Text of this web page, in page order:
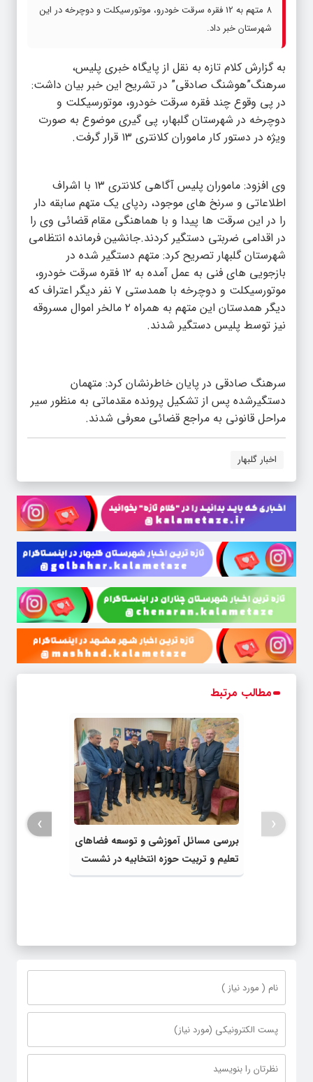
8 متهم به 12 فقره سرقت خودرو، موتورسیکلت و دوچرخه در این
شهرستان خبر داد.
به گزارش کلام تازه به نقل از پایگاه خبری پلیس،
سرهنگ”هوشنگ صادقی” در تشریح این خبر بیان داشت:
در پی وقوع چند فقره سرقت خودرو، موتورسیکلت و
دوچرخه در شهرستان گلبهار، پی گیری موضوع به صورت
ویژه در دستور کار ماموران کلانتری ۱۳ قرار گرفت.
وی افزود: ماموران پلیس آگاهی کلانتری ۱۳ با اشراف
اطلاعاتی و سرنخ های موجود، ردپای یک متهم سابقه دار
را در این سرقت ها پیدا و با هماهنگی مقام قضائی وی را
در اقدامی ضربتی دستگیر کردند.جانشین فرمانده انتظامی
شهرستان گلبهار تصریح کرد: متهم دستگیر شده در
بازجویی های فنی به عمل آمده به ۱۲ فقره سرقت خودرو،
موتورسیکلت و دوچرخه با همدستی ۷ نفر دیگر اعتراف که
دیگر همدستان این متهم به همراه ۲ مالخر اموال مسروقه
نیز توسط پلیس دستگیر شدند.
سرهنگ صادقی در پایان خاطرنشان کرد: متهمان
دستگیرشده پس از تشکیل پرونده مقدماتی به منظور سیر
مراحل قانونی به مراجع قضائی معرفی شدند.
اخبار گلبهار
مطالب مرتبط
بررسی مسائل آموزشی و توسعه فضاهای
تعلیم و تربیت حوزه انتخابیه در نشست
مشترک عضو کمیسیون آموزش مجلس با
‹
›